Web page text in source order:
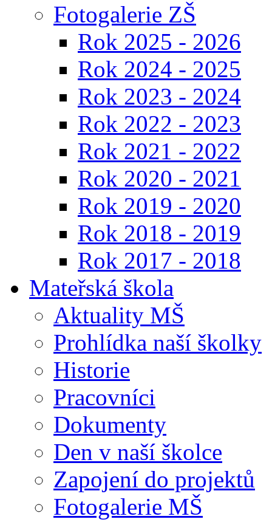
Fotogalerie ZŠ
Rok 2025 - 2026
Rok 2024 - 2025
Rok 2023 - 2024
Rok 2022 - 2023
Rok 2021 - 2022
Rok 2020 - 2021
Rok 2019 - 2020
Rok 2018 - 2019
Rok 2017 - 2018
Mateřská škola
Aktuality MŠ
Prohlídka naší školky
Historie
Pracovníci
Dokumenty
Den v naší školce
Zapojení do projektů
Fotogalerie MŠ